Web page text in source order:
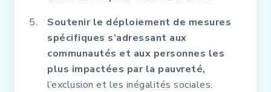
Soutenir le déploiement de mesures
spécifiques s’adressant aux
communautés et aux personnes les
plus impactées par la pauvreté,
l’exclusion et les inégalités sociales.